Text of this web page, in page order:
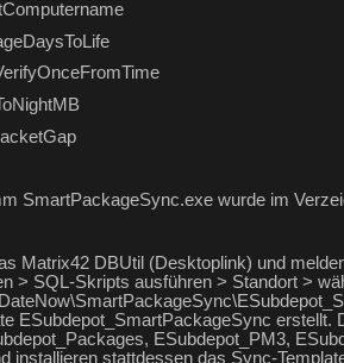
SmartPackageSync.exe wurde im
Matrix42 DBUtil (Desktoplink) und
> SQL-Skripts ausführen > Standort >
ESubdepot_SmartPackageSync
ESubdepot_PM3,
installieren stattdessen das Sync-